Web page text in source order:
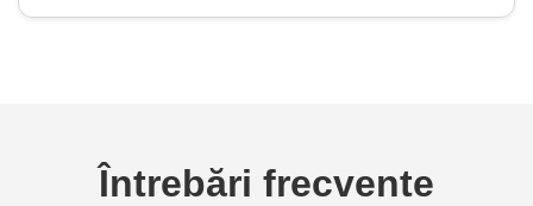
Întrebări frecvente